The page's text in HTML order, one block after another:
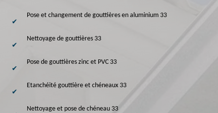
Pose et changement de gouttières en aluminium 33
Nettoyage de gouttières 33
Pose de gouttières zinc et PVC 33
Etanchéité gouttière et chéneaux 33
Nettoyage et pose de chéneau 33